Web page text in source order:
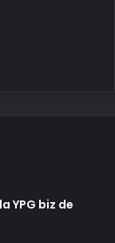
YPG biz de